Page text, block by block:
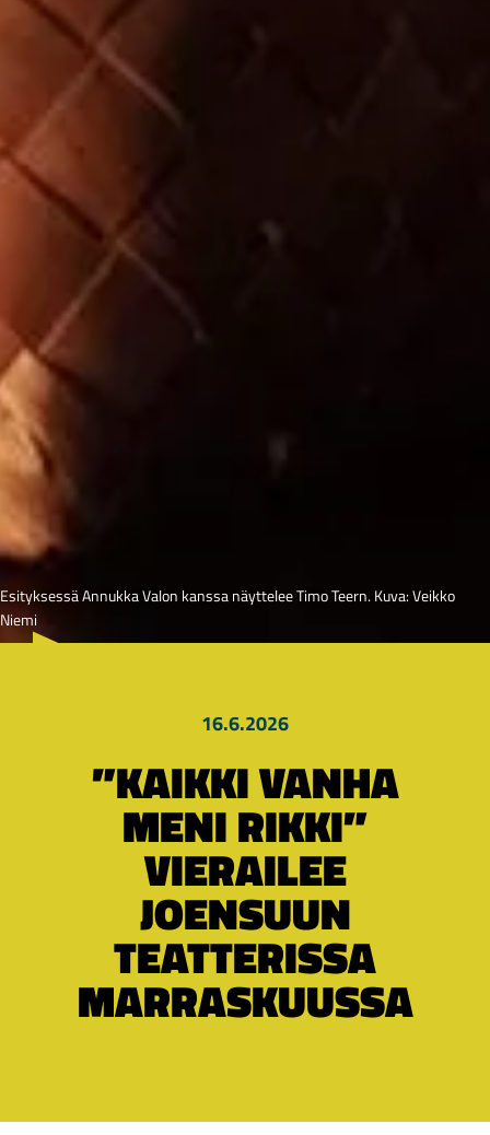
Esityksessä Annukka Valon kanssa näyttelee Timo Teern. Kuva: Veikko
Niemi
16.6.2026
”KAIKKI VANHA
MENI RIKKI”
VIERAILEE
JOENSUUN
TEATTERISSA
MARRASKUUSSA